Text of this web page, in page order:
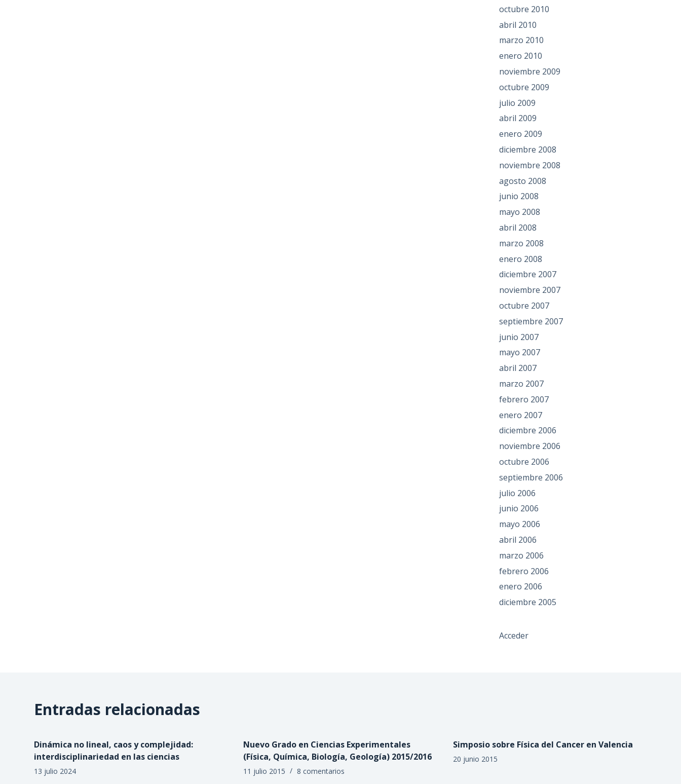
octubre 2010
abril 2010
marzo 2010
enero 2010
noviembre 2009
octubre 2009
julio 2009
abril 2009
enero 2009
diciembre 2008
noviembre 2008
agosto 2008
junio 2008
mayo 2008
abril 2008
marzo 2008
enero 2008
diciembre 2007
noviembre 2007
octubre 2007
septiembre 2007
junio 2007
mayo 2007
abril 2007
marzo 2007
febrero 2007
enero 2007
diciembre 2006
noviembre 2006
octubre 2006
septiembre 2006
julio 2006
junio 2006
mayo 2006
abril 2006
marzo 2006
febrero 2006
enero 2006
diciembre 2005
Acceder
Entradas relacionadas
Dinámica no lineal, caos y complejidad:
interdisciplinariedad en las ciencias
13 julio 2024
Nuevo Grado en Ciencias Experimentales
(Física, Química, Biología, Geología) 2015/2016
11 julio 2015 8 comentarios
Simposio sobre Física del Cancer en Valencia
20 junio 2015